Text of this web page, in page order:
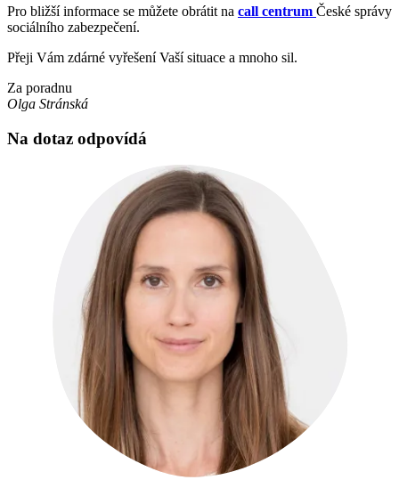
Pro bližší informace se můžete obrátit na call centrum České správy
sociálního zabezpečení.
Přeji Vám zdárné vyřešení Vaší situace a mnoho sil.
Za poradnu
Olga Stránská
Na dotaz odpovídá